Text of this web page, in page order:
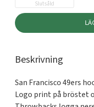
Slutsåld
Beskrivning
San Francisco 49ers
Logo print på bröstet